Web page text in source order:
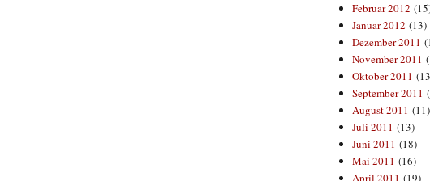
Februar 2012
Januar 2012 (13)
Dezember 2011
November 2011
Oktober 2011
September 2011
August 2011 (11)
Juli 2011 (13)
Juni 2011 (18)
Mai 2011 (16)